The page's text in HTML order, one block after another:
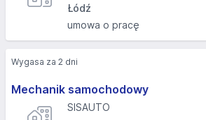
Łódź
umowa o pracę
Mechanik samochodowy
SISAUTO
Wygasa za 2 dni